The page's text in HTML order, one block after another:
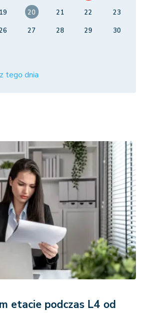
19 20 21 22
23
27 28 29
30
tego dnia
etacie podczas L4 od